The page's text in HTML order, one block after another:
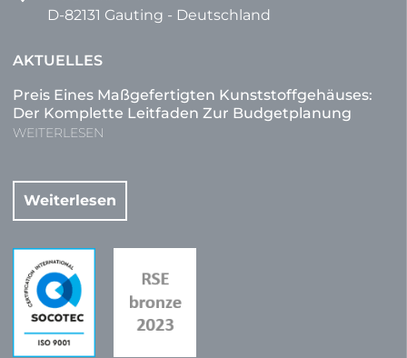
D-82131 Gauting - Deutschland
AKTUELLES
Preis Eines Maßgefertigten Kunststoffgehäuses:
Der Komplette Leitfaden Zur Budgetplanung
WEITERLESEN
Weiterlesen